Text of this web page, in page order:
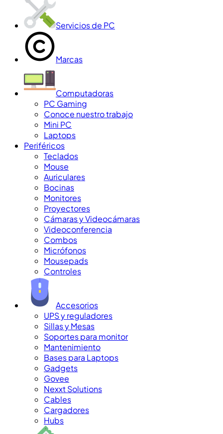
Servicios de PC
Marcas
Computadoras
PC Gaming
Conoce nuestro trabajo
Mini PC
Laptops
Periféricos
Teclados
Mouse
Auriculares
Bocinas
Monitores
Proyectores
Cámaras y Videocámaras
Videoconferencia
Combos
Micrófonos
Mousepads
Controles
Accesorios
UPS y reguladores
Sillas y Mesas
Soportes para monitor
Mantenimiento
Bases para Laptops
Gadgets
Govee
Nexxt Solutions
Cables
Cargadores
Hubs